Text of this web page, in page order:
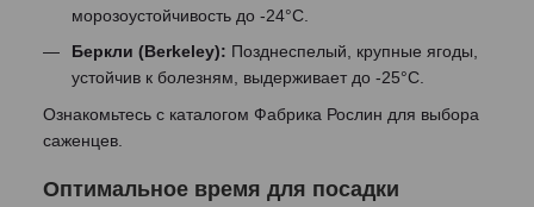
морозоустойчивость до -24°C.
Беркли (Berkeley): Позднеспелый, крупные ягоды,
устойчив к болезням, выдерживает до -25°C.
Ознакомьтесь с каталогом Фабрика Рослин для выбора
саженцев.
Оптимальное время для посадки